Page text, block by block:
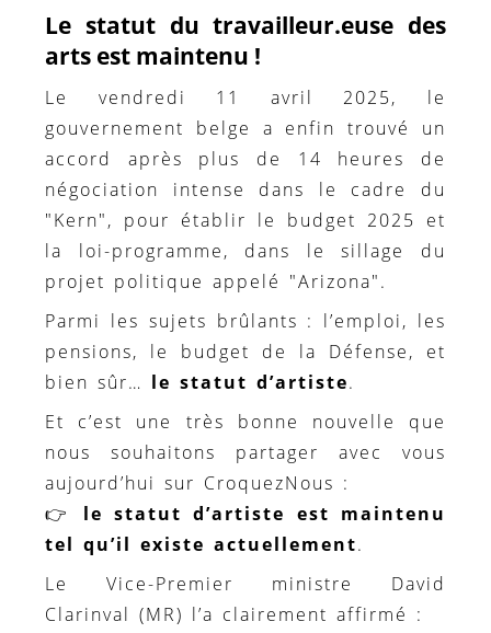
Le statut du travailleur.euse des
arts est maintenu !
Le vendredi 11 avril 2025, le
gouvernement belge a enfin trouvé un
accord après plus de 14 heures de
négociation intense dans le cadre du
"Kern", pour établir le budget 2025 et
la loi-programme, dans le sillage du
projet politique appelé "Arizona".
Parmi les sujets brûlants : l’emploi, les
pensions, le budget de la Défense, et
bien sûr… le statut d’artiste.
Et c’est une très bonne nouvelle que
nous souhaitons partager avec vous
aujourd’hui sur CroquezNous :
👉 le statut d’artiste est maintenu
tel qu’il existe actuellement.
Le Vice-Premier ministre David
Clarinval (MR) l’a clairement affirmé :